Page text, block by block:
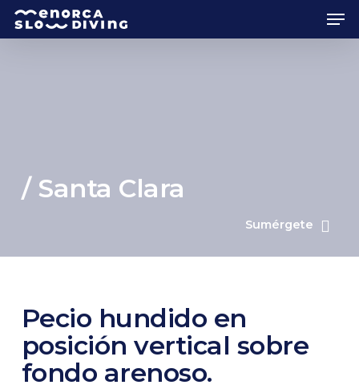
Skip
to
/ Santa Clara
Sumérgete
Pecio hundido en
posición vertical sobre
fondo arenoso.